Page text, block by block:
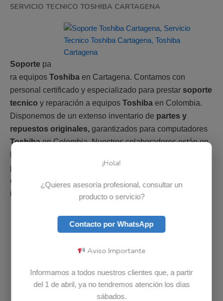
SERVICIO TECNICO TOSHIBA CARTAGENA
Soporte pa
ra equipos Toshiba en Cartagena. Contamos con
personal certificado y especializado para prestar soporte
tecnico y reparación a equipos Toshiba en Colombia.
Disponemos de un extenso inventario de partes y
repuestos originales, garantizados para computadores
Toshibaen Colombia. Nuestros colaboradores están en
parte de un computador
Toshiba
esta disponible en el país, es posible solicitarla bajo
importación.
DIAGNOSTICO TOSHIBA COMPLETAMENTE GRATIS
En Bludet el diagnostico o la revisión no tiene ningún
costo, revisamos su computador
¡Hola!
¿Quieres asesoría profesional, consultar un
producto o servicio?
Contacto por WhatsApp
Aviso Importante
Informamos a todos nuestros clientes que, a partir
del 1 de abril, ya no tendremos atención los días
sábados.